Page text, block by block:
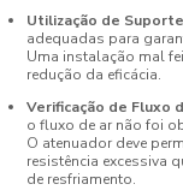
Utilização de
adequadas para
Uma instalação mal
redução da eficácia.
Verificação de Fluxo
o fluxo de ar não foi
O atenuador deve
resistência excessiva
de resfriamento.